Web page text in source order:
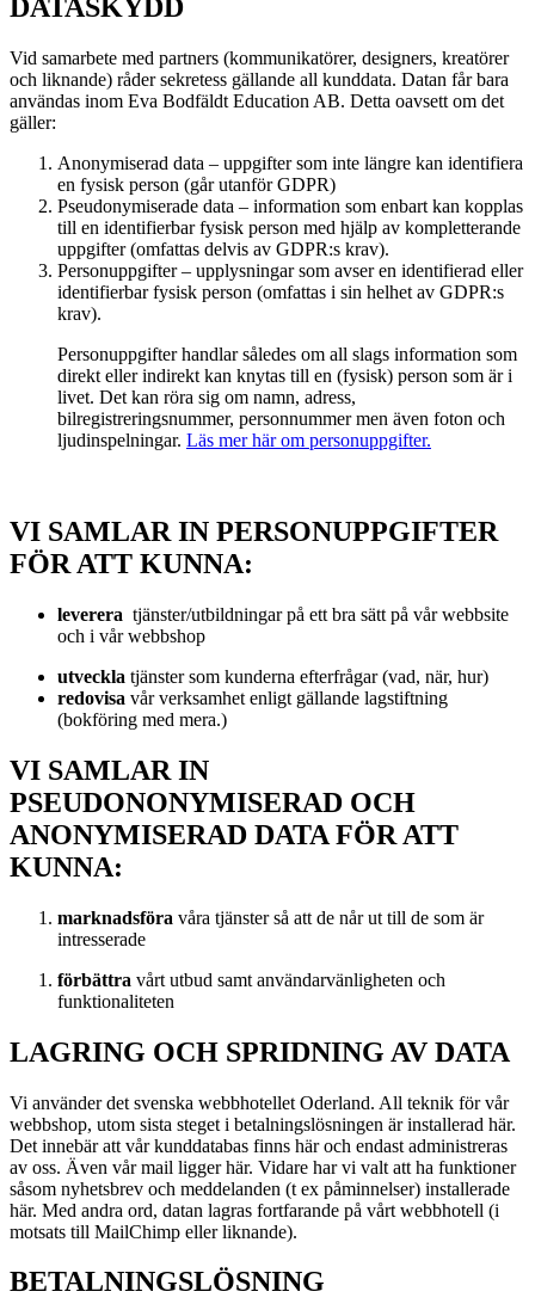
DATASKYDD
Vid samarbete med partners (kommunikatörer, designers, kreatörer
och liknande) råder sekretess gällande all kunddata. Datan får bara
användas inom Eva Bodfäldt Education AB. Detta oavsett om det
gäller:
Anonymiserad data – uppgifter som inte längre kan identifiera
en fysisk person (går utanför GDPR)
Pseudonymiserade data – information som enbart kan kopplas
till en identifierbar fysisk person med hjälp av kompletterande
uppgifter (omfattas delvis av GDPR:s krav).
Personuppgifter – upplysningar som avser en identifierad eller
identifierbar fysisk person (omfattas i sin helhet av GDPR:s
krav).
Personuppgifter handlar således om all slags information som
direkt eller indirekt kan knytas till en (fysisk) person som är i
livet. Det kan röra sig om namn, adress,
bilregistreringsnummer, personnummer men även foton och
ljudinspelningar. Läs mer här om personuppgifter.
VI SAMLAR IN PERSONUPPGIFTER
FÖR ATT KUNNA:
leverera tjänster/utbildningar på ett bra sätt på vår webbsite
och i vår webbshop
utveckla tjänster som kunderna efterfrågar (vad, när, hur)
redovisa vår verksamhet enligt gällande lagstiftning
(bokföring med mera.)
VI SAMLAR IN
PSEUDONONYMISERAD OCH
ANONYMISERAD DATA FÖR ATT
KUNNA:
marknadsföra våra tjänster så att de når ut till de som är
intresserade
förbättra vårt utbud samt användarvänligheten och
funktionaliteten
LAGRING OCH SPRIDNING AV DATA
Vi använder det svenska webbhotellet Oderland. All teknik för vår
webbshop, utom sista steget i betalningslösningen är installerad här.
Det innebär att vår kunddatabas finns här och endast administreras
av oss. Även vår mail ligger här. Vidare har vi valt att ha funktioner
såsom nyhetsbrev och meddelanden (t ex påminnelser) installerade
här. Med andra ord, datan lagras fortfarande på vårt webbhotell (i
motsats till MailChimp eller liknande).
BETALNINGSLÖSNING